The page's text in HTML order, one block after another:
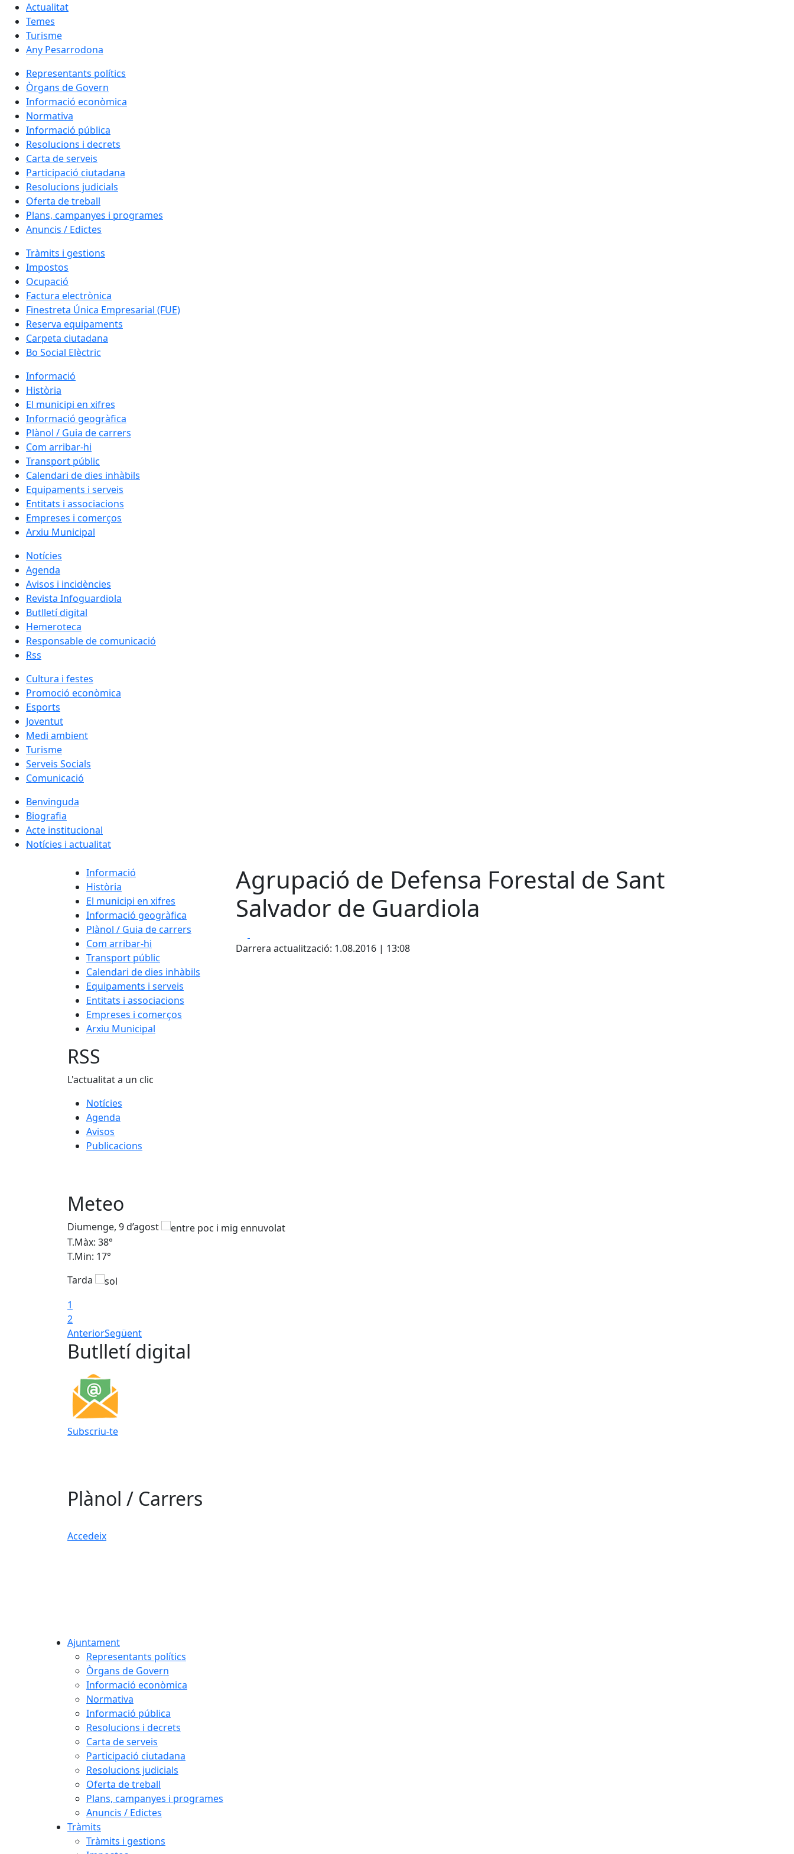
Actualitat
Temes
Turisme
Any Pesarrodona
Representants polítics
Òrgans de Govern
Informació econòmica
Normativa
Informació pública
Resolucions i decrets
Carta de serveis
Participació ciutadana
Resolucions judicials
Oferta de treball
Plans, campanyes i programes
Anuncis / Edictes
Tràmits i gestions
Impostos
Ocupació
Factura electrònica
Finestreta Única Empresarial (FUE)
Reserva equipaments
Carpeta ciutadana
Bo Social Elèctric
Informació
Història
El municipi en xifres
Informació geogràfica
Plànol / Guia de carrers
Com arribar-hi
Transport públic
Calendari de dies inhàbils
Equipaments i serveis
Entitats i associacions
Empreses i comerços
Arxiu Municipal
Notícies
Agenda
Avisos i incidències
Revista Infoguardiola
Butlletí digital
Hemeroteca
Responsable de comunicació
Rss
Cultura i festes
Promoció econòmica
Esports
Joventut
Medi ambient
Turisme
Serveis Socials
Comunicació
Benvinguda
Biografia
Acte institucional
Notícies i actualitat
Informació
Història
El municipi en xifres
Informació geogràfica
Plànol / Guia de carrers
Com arribar-hi
Transport públic
Calendari de dies inhàbils
Equipaments i serveis
Entitats i associacions
Empreses i comerços
Arxiu Municipal
Agrupació de Defensa Forestal de Sant
Salvador de Guardiola
Darrera actualització: 1.08.2016 | 13:08
RSS
L'actualitat a un clic
Notícies
Agenda
Avisos
Publicacions
Meteo
Diumenge, 9 d’agost
T.Màx: 38°
T.Min: 17°
Tarda
1
2
AnteriorSegüent
Butlletí digital
Subscriu-te
Plànol / Carrers
Accedeix
Ajuntament
Representants polítics
Òrgans de Govern
Informació econòmica
Normativa
Informació pública
Resolucions i decrets
Carta de serveis
Participació ciutadana
Resolucions judicials
Oferta de treball
Plans, campanyes i programes
Anuncis / Edictes
Tràmits
Tràmits i gestions